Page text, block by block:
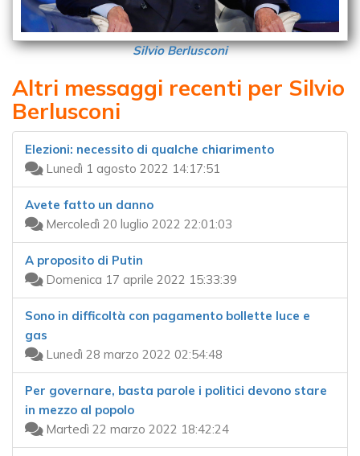
Silvio Berlusconi
Altri messaggi recenti per Silvio
Berlusconi
Elezioni: necessito di qualche chiarimento
Lunedì 1 agosto 2022 14:17:51
Avete fatto un danno
Mercoledì 20 luglio 2022 22:01:03
A proposito di Putin
Domenica 17 aprile 2022 15:33:39
Sono in difficoltà con pagamento bollette luce e
gas
Lunedì 28 marzo 2022 02:54:48
Per governare, basta parole i politici devono stare
in mezzo al popolo
Martedì 22 marzo 2022 18:42:24